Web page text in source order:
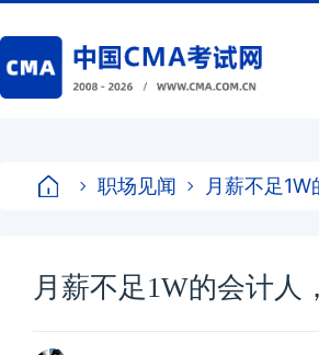
职场见闻 月薪不足
月薪不足1W的会计人